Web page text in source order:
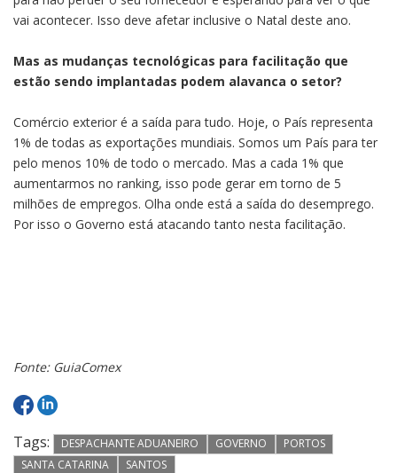
vai acontecer. Isso deve afetar inclusive o Natal deste ano.
Mas as mudanças tecnológicas para facilitação que
estão sendo implantadas podem alavanca o setor?
Comércio exterior é a saída para tudo. Hoje, o País representa
1% de todas as exportações mundiais. Somos um País para ter
pelo menos 10% de todo o mercado. Mas a cada 1% que
aumentarmos no ranking, isso pode gerar em torno de 5
milhões de empregos. Olha onde está a saída do desemprego.
Por isso o Governo está atacando tanto nesta facilitação.
Fonte: GuiaComex
Tags: DESPACHANTE ADUANEIRO GOVERNO
PORTOS
SANTA CATARINA
SANTOS